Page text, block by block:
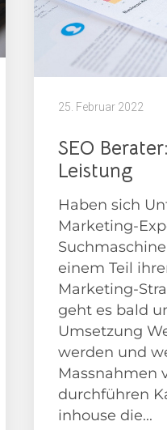
25. Februar 2022
SEO
Leistung
Haben sich
Marketing-
einem Teil
Marketing-
geht es bald
Umsetzung
werden und
Massnahmen
durchführen
inhouse die...